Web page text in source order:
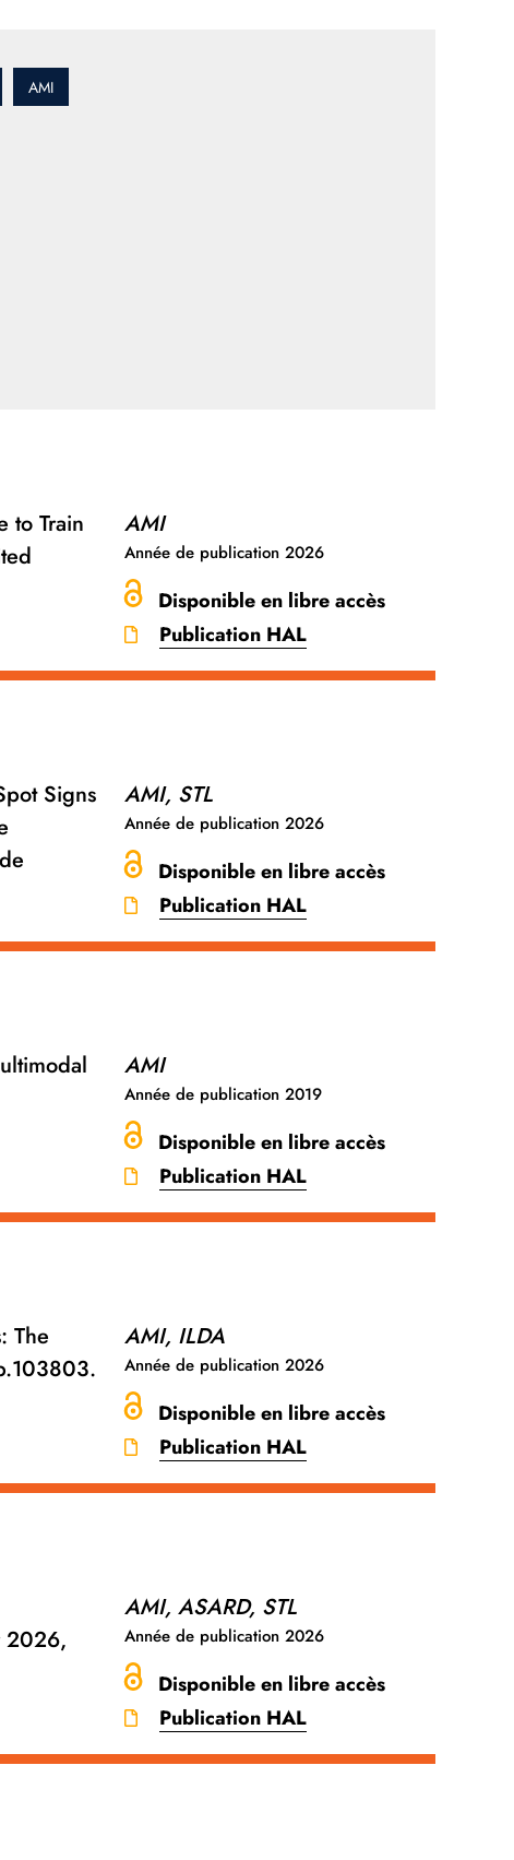
AMI
to Train
AMI
Année de publication 2026
Disponible en libre accès
Publication HAL
Signs
AMI, STL
Année de publication 2026
Disponible en libre accès
Publication HAL
AMI
Année de publication 2019
Disponible en libre accès
Publication HAL
The
AMI, ILDA
Année de publication 2026
Disponible en libre accès
Publication HAL
2026,
AMI, ASARD, STL
Année de publication 2026
Disponible en libre accès
Publication HAL